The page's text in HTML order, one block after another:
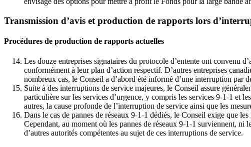
Transmission d’avis et production de rapports lors
Procédures de production de rapports actuelles
Les douze entreprises signataires du protocole d’entente ont convenu
conformément à leur plan d’action respectif. D’autres entreprises
nombreux cas, le Conseil a d’abord été informé d’une interruption par
Suite à des interruptions de service majeures, le Conseil assure
particulière sur les services d’urgence, y compris les services 9-1-1 et
autres, la cause profonde de l’interruption de service ainsi que les
Dans le cas de pannes de réseaux 9-1-1 dédiés, le Conseil exige que
Cependant, au moment où les pannes de réseaux 9-1-1 surviennent,
d’autres autorités compétentes au sujet de ces interruptions de service.